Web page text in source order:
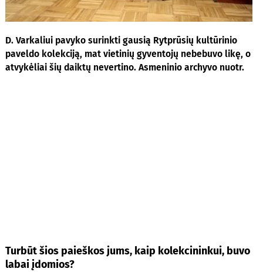
D. Varkaliui pavyko surinkti gausią Rytprūsių kultūrinio
paveldo kolekciją, mat vietinių gyventojų nebebuvo likę, o
atvykėliai šių daiktų nevertino. Asmeninio archyvo nuotr.
Turbūt šios paieškos jums, kaip kolekcininkui, buvo
labai įdomios?